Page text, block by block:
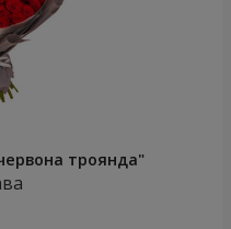
троянда"